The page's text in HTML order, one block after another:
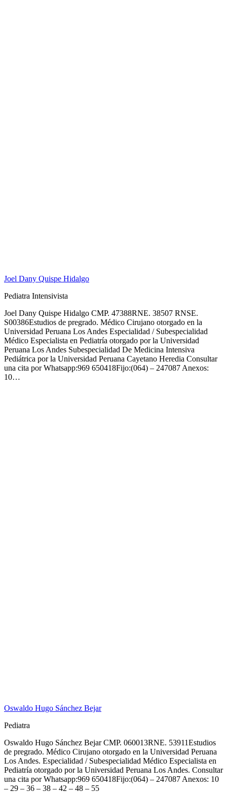
Joel Dany Quispe Hidalgo
Pediatra Intensivista
Joel Dany Quispe Hidalgo CMP. 47388RNE. 38507 RNSE.
S00386Estudios de pregrado. Médico Cirujano otorgado en la
Universidad Peruana Los Andes Especialidad / Subespecialidad
Médico Especialista en Pediatría otorgado por la Universidad
Peruana Los Andes Subespecialidad De Medicina Intensiva
Pediátrica por la Universidad Peruana Cayetano Heredia Consultar
una cita por Whatsapp:969 650418Fijo:(064) – 247087 Anexos:
10…
Oswaldo Hugo Sánchez Bejar
Pediatra
Oswaldo Hugo Sánchez Bejar CMP. 060013RNE. 53911Estudios
de pregrado. Médico Cirujano otorgado en la Universidad Peruana
Los Andes. Especialidad / Subespecialidad Médico Especialista en
Pediatría otorgado por la Universidad Peruana Los Andes. Consultar
una cita por Whatsapp:969 650418Fijo:(064) – 247087 Anexos: 10
– 29 – 36 – 38 – 42 – 48 – 55